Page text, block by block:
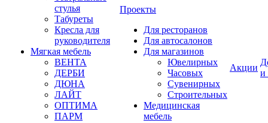
стулья
Табуреты
Кресла для
руководителя
Мягкая мебель
ВЕНТА
ДЕРБИ
ДЮНА
ЛАЙТ
ОПТИМА
ПАРМ
Проекты
Для ресторанов
Для автосалонов
Для магазинов
Ювелирных
Часовых
Сувенирных
Строительных
Медицинская
мебель
Акции
и